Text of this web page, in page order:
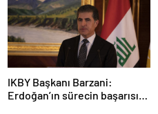
IKBY Başkanı Barzani:
Erdoğan’ın sürecin başarısı